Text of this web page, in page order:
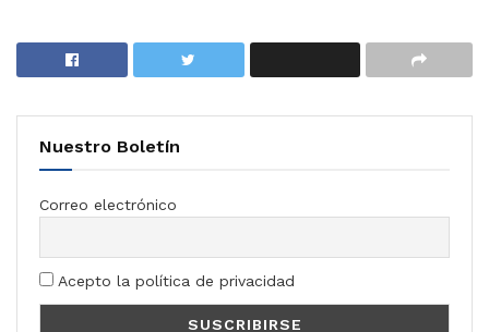
Nuestro Boletín
Correo electrónico
Acepto la política de privacidad